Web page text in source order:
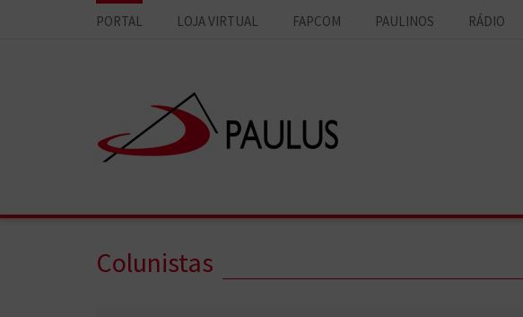
PORTAL LOJA VIRTUAL FAPCOM PAULINOS RÁDIO
Colunistas